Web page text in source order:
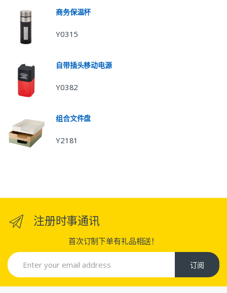
商务保温杯
Y0315
自带插头移动电源
Y0382
组合文件盘
Y2181
注册时事通讯
首次订制下单有礼品相送！
订阅